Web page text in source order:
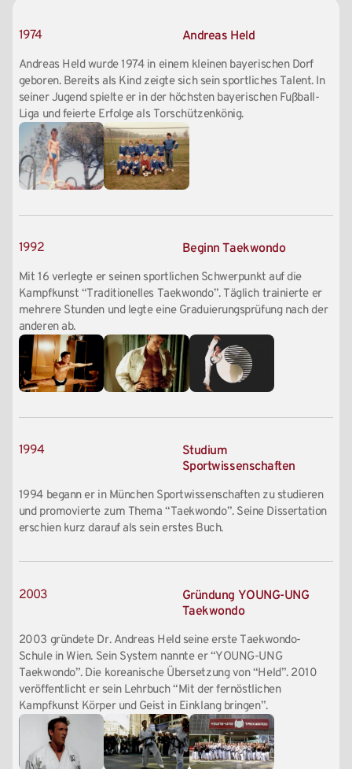
1974 Andreas Held
Andreas Held wurde 1974 in einem kleinen bayerischen Dorf
geboren. Bereits als Kind zeigte sich sein sportliches Talent. In
seiner Jugend spielte er in der höchsten bayerischen Fußball-
Liga und feierte Erfolge als Torschützenkönig.
1992 Beginn Taekwondo
Mit 16 verlegte er seinen sportlichen Schwerpunkt auf die
Kampfkunst “Traditionelles Taekwondo”. Täglich trainierte er
mehrere Stunden und legte eine Graduierungsprüfung nach der
anderen ab.
1994
Studium
Sportwissenschaften
1994 begann er in München Sportwissenschaften zu studieren
und promovierte zum Thema “Taekwondo”. Seine Dissertation
erschien kurz darauf als sein erstes Buch.
2003
Gründung YOUNG-UNG
Taekwondo
2003 gründete Dr. Andreas Held seine erste Taekwondo-
Schule in Wien. Sein System nannte er “YOUNG-UNG
Taekwondo”. Die koreanische Übersetzung von “Held”. 2010
veröffentlicht er sein Lehrbuch “Mit der fernöstlichen
Kampfkunst Körper und Geist in Einklang bringen”.